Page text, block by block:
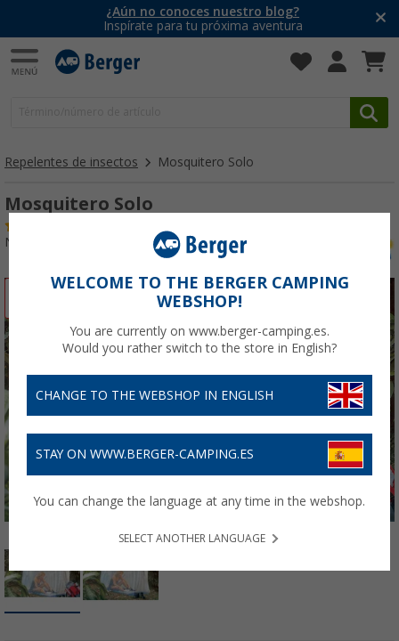
¿Aún no conoces nuestro blog?
Inspírate para tu próxima aventura
Repelentes de insectos Mosquitero Solo
Mosquitero Solo
Nº de artículo 459610
WELCOME TO THE BERGER CAMPING
WEBSHOP!
You are currently on www.berger-camping.es.
Would you rather switch to the store in English?
CHANGE TO THE WEBSHOP IN ENGLISH
STAY ON WWW.BERGER-CAMPING.ES
You can change the language at any time in the webshop.
SELECT ANOTHER LANGUAGE